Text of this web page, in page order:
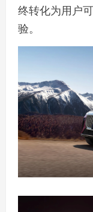
终转化为用户
验。